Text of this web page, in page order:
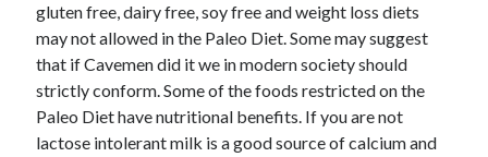
gluten free, dairy free, soy free and weight loss diets
may not allowed in the Paleo Diet. Some may suggest
that if Cavemen did it we in modern society should
strictly conform. Some of the foods restricted on the
Paleo Diet have nutritional benefits. If you are not
lactose intolerant milk is a good source of calcium and